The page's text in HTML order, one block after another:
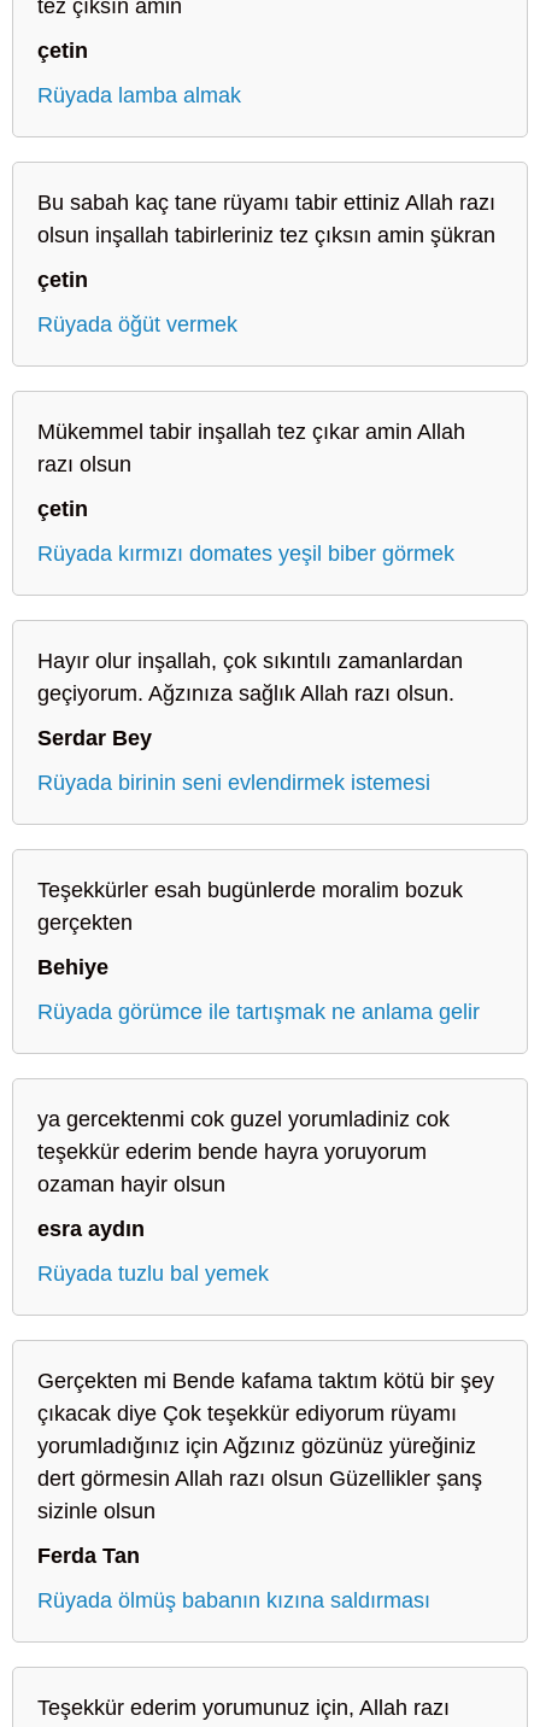
tez çıksın amin
çetin
Rüyada lamba almak
Bu sabah kaç tane rüyamı tabir ettiniz Allah razı
olsun inşallah tabirleriniz tez çıksın amin şükran
çetin
Rüyada öğüt vermek
Mükemmel tabir inşallah tez çıkar amin Allah
razı olsun
çetin
Rüyada kırmızı domates yeşil biber görmek
Hayır olur inşallah, çok sıkıntılı zamanlardan
geçiyorum. Ağzınıza sağlık Allah razı olsun.
Serdar Bey
Rüyada birinin seni evlendirmek istemesi
Teşekkürler esah bugünlerde moralim bozuk
gerçekten
Behiye
Rüyada görümce ile tartışmak ne anlama gelir
ya gercektenmi cok guzel yorumladiniz cok
teşekkür ederim bende hayra yoruyorum
ozaman hayir olsun
esra aydın
Rüyada tuzlu bal yemek
Gerçekten mi Bende kafama taktım kötü bir şey
çıkacak diye Çok teşekkür ediyorum rüyamı
yorumladığınız için Ağzınız gözünüz yüreğiniz
dert görmesin Allah razı olsun Güzellikler şanş
sizinle olsun
Ferda Tan
Rüyada ölmüş babanın kızına saldırması
Teşekkür ederim yorumunuz için, Allah razı